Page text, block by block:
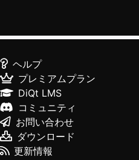
ヘルプ
プレミアムプラン
DiQt LMS
コミュニティ
お問い合わせ
ダウンロード
更新情報